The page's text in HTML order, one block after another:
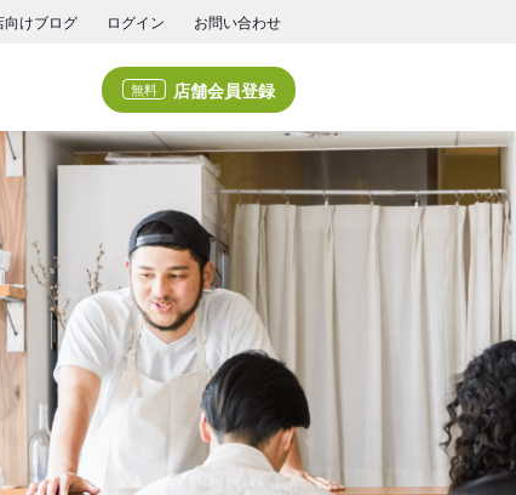
向けブログ ログイン お問い合わせ
無料 店舗会員登録